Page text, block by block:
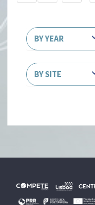
BY YEAR
BY SITE